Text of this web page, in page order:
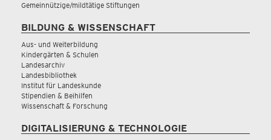
Gemeinnützige/mildtätige Stiftungen
BILDUNG & WISSENSCHAFT
Aus- und Weiterbildung
Kindergärten & Schulen
Landesarchiv
Landesbibliothek
Institut für Landeskunde
Stipendien & Beihilfen
Wissenschaft & Forschung
DIGITALISIERUNG & TECHNOLOGIE